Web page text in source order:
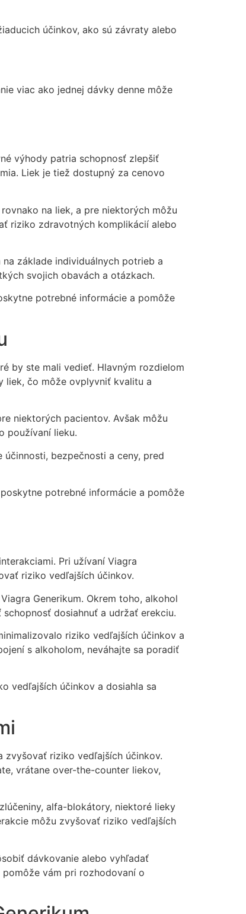
účinkov, ako sú závraty alebo
viac ako jednej dávky denne môže
výhody patria schopnosť zlepšiť
Liek je tiež dostupný za cenovo
na liek, a pre niektorých môžu
riziko zdravotných komplikácií alebo
základe individuálnych potrieb a
svojich obavách a otázkach.
potrebné informácie a pomôže
by ste mali vedieť. Hlavným rozdielom
liek, čo môže ovplyvniť kvalitu a
niektorých pacientov. Avšak môžu
používaní lieku.
bezpečnosti a ceny, pred
potrebné informácie a pomôže
Pri užívaní Viagra
riziko vedľajších účinkov.
Generikum. Okrem toho, alkohol
dosiahnuť a udržať erekciu.
riziko vedľajších účinkov a
s alkoholom, neváhajte sa poradiť
vedľajších účinkov a dosiahla sa
zvyšovať riziko vedľajších účinkov.
vrátane over-the-counter liekov,
alfa-blokátory, niektoré lieky
môžu zvyšovať riziko vedľajších
dávkovanie alebo vyhľadať
vám pri rozhodovaní o